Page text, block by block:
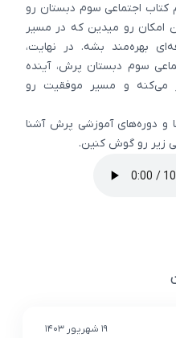
کتاب اجتماعی سوم دبستان رو
امکان رو میدین که در مسیر
بهره‌مند بشه. در نهایت،
سوم دبستان پرش، آینده
می‌کنه و مسیر موفقیت رو
و دوره‌های آموزشی پرش آشنا
زیر رو گوش کنین.
۱۹ شهریور ۱۴۰۳